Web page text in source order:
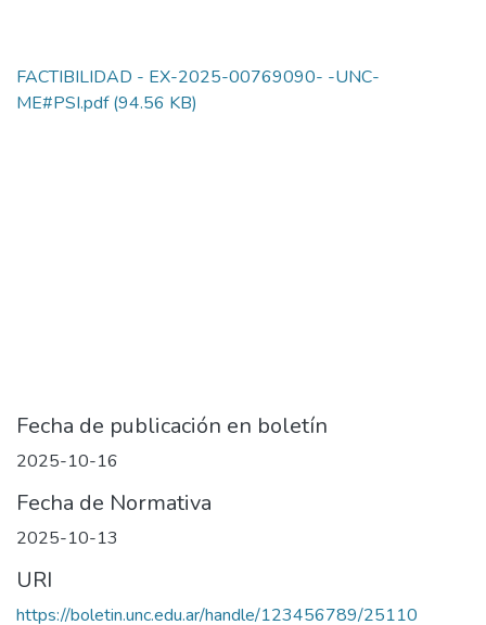
FACTIBILIDAD - EX-2025-00769090- -UNC-
ME#PSI.pdf(94.56 KB)
Fecha de publicación en boletín
2025-10-16
Fecha de Normativa
2025-10-13
URI
https://boletin.unc.edu.ar/handle/123456789/25110